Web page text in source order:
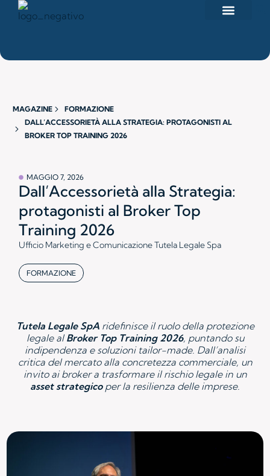
MAGAZINE
FORMAZIONE
DALL’ACCESSORIETÀ ALLA STRATEGIA: PROTAGONISTI AL
BROKER TOP TRAINING 2026
MAGGIO 7, 2026
Dall’Accessorietà alla Strategia:
protagonisti al Broker Top
Training 2026
Ufficio Marketing e Comunicazione Tutela Legale Spa
FORMAZIONE
Tutela Legale SpAridefinisce il ruolo della protezione
legale alBroker Top Training 2026, puntando su
indipendenza e soluzioni tailor-made. Dall’analisi
critica del mercato alla concretezza commerciale, un
invito ai broker a trasformare il rischio legale in un
asset strategicoper la resilienza delle imprese.